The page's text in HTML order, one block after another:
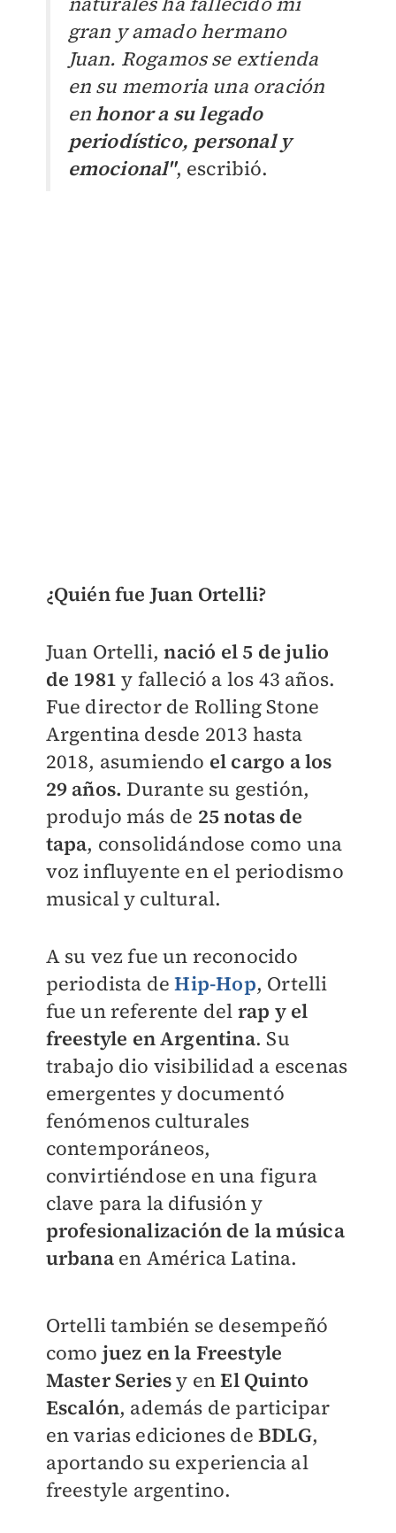
gran y amado hermano
Juan. Rogamos se extienda
en su memoria una oración
enhonor a su legado
periodístico, personal y
emocional", escribió.
¿Quién fue Juan Ortelli?
Juan Ortelli, nació el 5 de julio
de 1981y falleció a los 43 años.
Fue director de Rolling Stone
Argentina desde 2013 hasta
2018, asumiendo el cargo a los
29 años. Durante su gestión,
produjo más de 25 notas de
tapa, consolidándose como una
voz influyente en el periodismo
musical y cultural.
A su vez fue un reconocido
periodista de Hip-Hop, Ortelli
fue un referente del rap y el
freestyle en Argentina. Su
trabajo dio visibilidad a escenas
emergentes y documentó
fenómenos culturales
contemporáneos,
convirtiéndose en una figura
clave para la difusión y
profesionalización de la música
urbana en América Latina.
Ortelli también se desempeñó
como juez en la Freestyle
Master Seriesy enEl Quinto
Escalón, además de participar
en varias ediciones deBDLG,
aportando su experiencia al
freestyle argentino.